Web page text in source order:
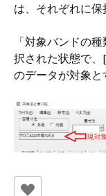
は、それぞれに保
「対象バンドの
択された状態で
のデータが対象と